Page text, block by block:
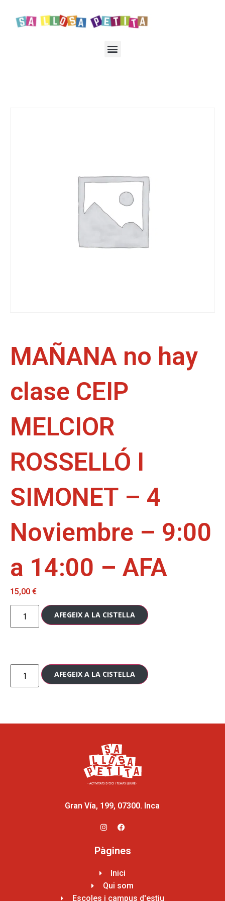
MAÑANA no hay
clase CEIP
MELCIOR
ROSSELLÓ I
SIMONET – 4
Noviembre – 9:00
a 14:00 – AFA
15,00 €
AFEGEIX A LA CISTELLA
AFEGEIX A LA CISTELLA
Gran Vía, 199, 07300. Inca
Pàgines
Inici
Qui som
Escoles i campus d'estiu